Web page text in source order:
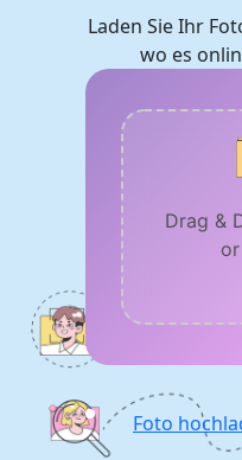
Laden Sie Ihr
wo es
Drag &
or
Foto